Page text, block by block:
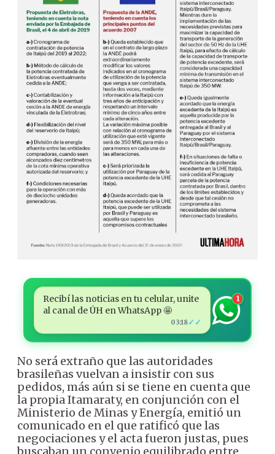
Recibí las noticias en tu celular, unite
al canal de ÚH en WhatsApp 🤩
03:18✓✓
1
No será extraño que las autoridades
brasileñas vuelvan a insistir con sus
pedidos, más aún si se tiene en cuenta que
la propia Itamaraty, en conjunción con el
Ministerio de Minas y Energía, emitió un
comunicado en el que ratificó que las
negociaciones y el acta fueron justas, pues